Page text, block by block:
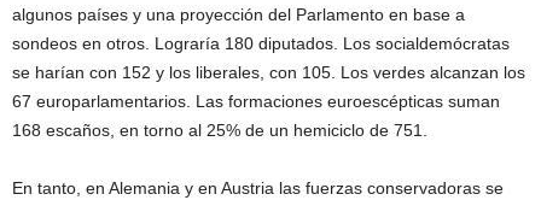
algunos países y una proyección del Parlamento en base a
sondeos en otros. Lograría 180 diputados. Los socialdemócratas
se harían con 152 y los liberales, con 105. Los verdes alcanzan los
67 europarlamentarios. Las formaciones euroescépticas suman
168 escaños, en torno al 25% de un hemiciclo de 751.
En tanto, en Alemania y en Austria las fuerzas conservadoras se